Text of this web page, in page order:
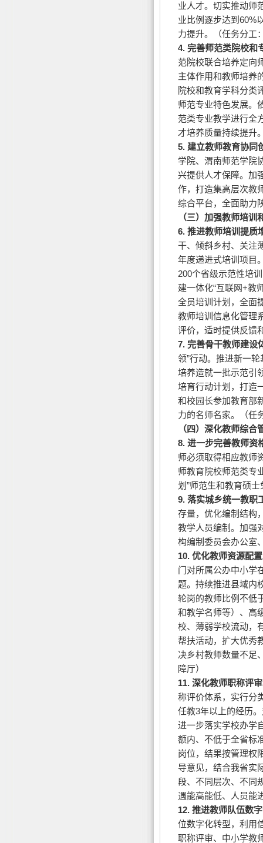
业人才。切实推动师
业比例逐步达到60%
力提升。（任务分工
4. 完善师范类院校和
范院校联合培养定向
主体作用和教师培养
院校和教育学科分类
师范专业特色发展。
范类专业教学进行全
才培养质量持续提升
5. 建立教师教育协同
学院、渭南师范学院
兴提供人才保障。加
作，打造集高层次教
综合平台，全面助力
（三）加强教师培训
6. 推进教师培训提质
干、倾斜乡村、关注
年度递进式培训项目
200个省级示范性培
建一体化“互联网+教
全员培训计划，全面
教师培训信息化管理
评价，适时提供反馈
7. 完善骨干教师建设
领”行动。推进新一
培养造就一批示范引
培育行动计划，打造
和校园长参加教育部
力的名师名家。（任
（四）深化教师综合
8. 进一步完善教师资
师必须取得相应教师
师教育院校师范类专
划”师范生和教育硕
9. 落实城乡统一教职
存量，优化编制结构
教学人员编制。加强
构编制委员会办公室
10. 优化教师资源配
门对所属公办中小学
题。持续推进县域内
轮岗的教师比例不低
和教学名师等）、高
校、薄弱学校流动，
帮扶活动，扩大优秀
决乡村教师数量不足
障厅）
11. 深化教师职称评
称评价体系，实行分
任教3年以上的经历
进一步落实学校办学
额内、不低于全省标
岗位，结果按管理权
导意见，结合我省实
段、不同层次、不同
遇能高能低、人员能
12. 推进教师队伍数
位数字化转型，利用
职称评审、中小学教